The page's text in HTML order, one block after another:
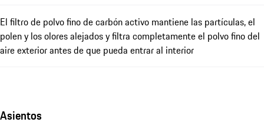
El filtro de polvo fino de carbón activo mantiene las partículas, el
polen y los olores alejados y filtra completamente el polvo fino del
aire exterior antes de que pueda entrar al interior
Asientos